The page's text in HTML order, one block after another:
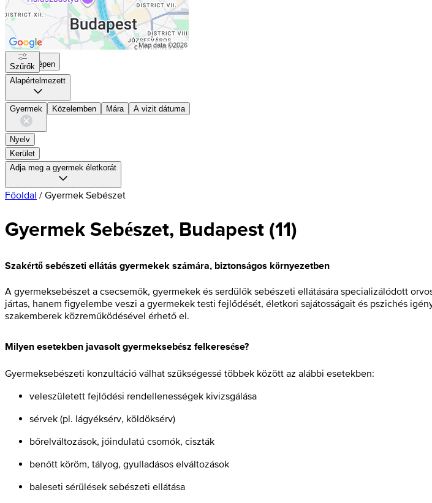
Térképen
Szűrők
Alapértelmezett
Gyermek Közelemben Mára A vizit dátuma
Nyelv
Kerület
Adja meg a gyermek életkorát
Főoldal / Gyermek Sebészet
Gyermek Sebészet, Budapest(11)
Szakértő sebészeti ellátás gyermekek számára, biztonságos környezetben
A gyermeksebészet a csecsemők, gyermekek és serdülők sebészeti ellátására specializálódott
jártas, hanem figyelembe veszi a gyermekek testi fejlődését, életkori sajátosságait és pszichés
szakemberek közreműködésével érhető el.
Milyen esetekben javasolt gyermeksebész felkeresése?
Gyermeksebészeti konzultáció válhat szükségessé többek között az alábbi esetekben:
veleszületett fejlődési rendellenességek kivizsgálása
sérvek (pl. lágyéksérv, köldöksérv)
bőrelváltozások, jóindulatú csomók, ciszták
benőtt köröm, tályog, gyulladásos elváltozások
baleseti sérülések sebészeti ellátása